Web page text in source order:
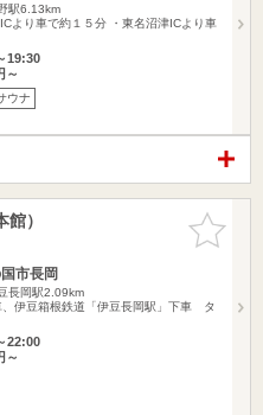
駅6.13km
より車で約１５分 ・東名沼津ICより車
19:30
～
ウナ
お気に入
りに追加
）
市長岡
長岡駅2.09km
、伊豆箱根鉄道「伊豆長岡駅」下車 タ
22:00
～